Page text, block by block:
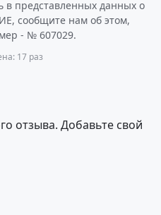
в представленных данных о
сообщите нам об этом,
- № 607029.
17 раз
отзыва. Добавьте свой